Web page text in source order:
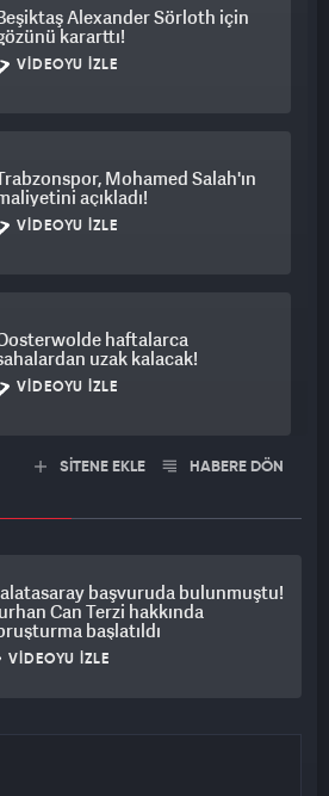
Alexander Sörloth için
kararttı!
VIDEOYU İZLE
Mohamed Salah'ın
açıkladı!
VIDEOYU İZLE
haftalarca
uzak kalacak!
VIDEOYU İZLE
SİTENE EKLE HABERE DÖN
başvuruda bulunmuştu!
Can Terzi hakkında
başlatıldı
VIDEOYU İZLE